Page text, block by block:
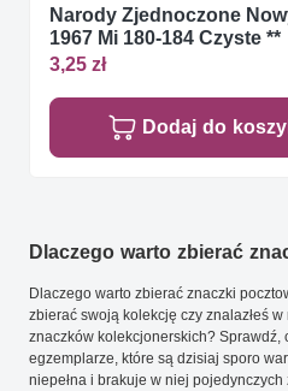
Narody Zjednoczone
1967 Mi 180-184 Czyste **
3,25 zł
Dodaj do
Dlaczego warto zbierać
Dlaczego warto zbierać znaczki
zbierać swoją kolekcję czy znalazłeś
znaczków kolekcjonerskich? Sprawdź,
egzemplarze, które są dzisiaj sporo
niepełna i brakuje w niej